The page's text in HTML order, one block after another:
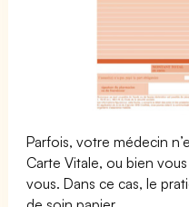
Parfois, votre médecin
Carte Vitale, ou bien
vous. Dans ce cas, le